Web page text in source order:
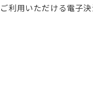
利用いただける電子